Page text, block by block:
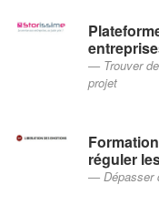
Trouver
projet
réguler
Dépasser